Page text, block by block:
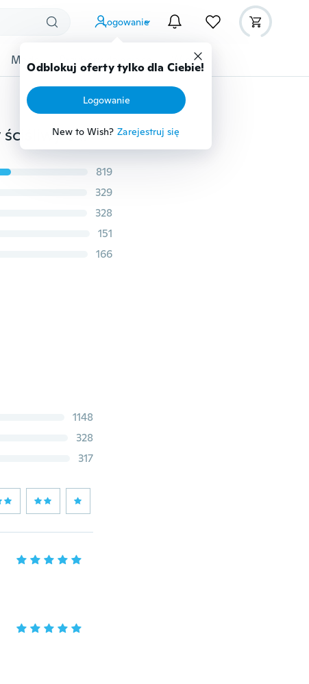
Logowanie
Odblokuj oferty tylko dla Ciebie!
Logowanie
New to Wish? Zarejestruj się
Moda Przybory dziecięce Więcej
Nowe fotele samochodowe Pęknięcia Box Kreatywny ściśliwy Sun-schnący Kolorowe pudełko do przechowywania Plastikowe Eco-Feiendly
819
329
328
151
166
1148
328
317